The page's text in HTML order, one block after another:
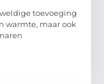
toevoeging
warmte, maar ook